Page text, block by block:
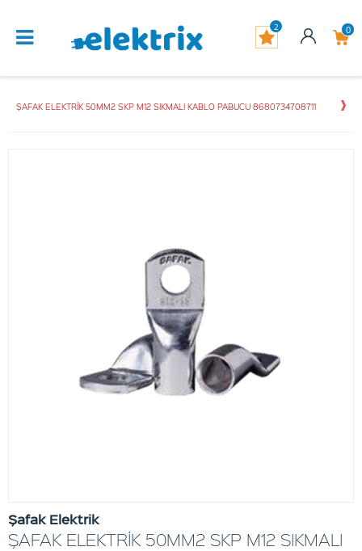
0
2
ŞAFAK ELEKTRİK 50MM2 SKP M12 SIKMALI KABLO PABUCU 8680734708711
Şafak Elektrik
ŞAFAK ELEKTRİK 50MM2 SKP M12 SIKMALI